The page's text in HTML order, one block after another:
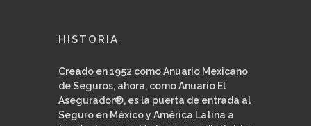
HISTORIA
Creado en 1952 como Anuario Mexicano
de Seguros, ahora, como Anuario El
Asegurador®, es la puerta de entrada al
Seguro en México y América Latina a